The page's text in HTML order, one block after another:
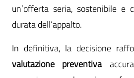
un’offerta seria, sostenibile e
durata dell’appalto.
In definitiva, la decisione
valutazione preventiva